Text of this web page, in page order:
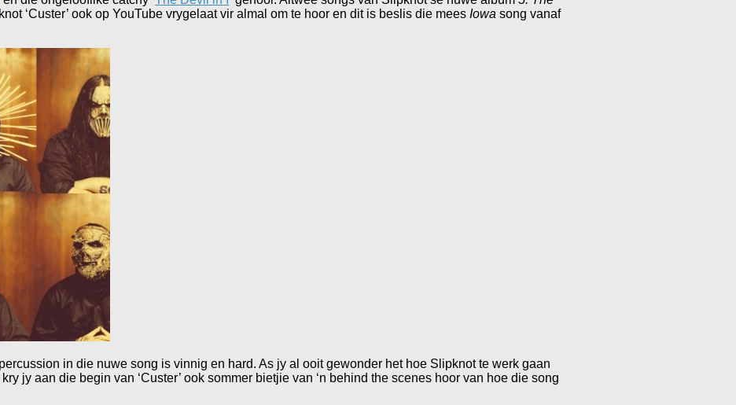
‘Custer’ ook op YouTube vrygelaat vir almal om te hoor en dit is beslis die mees Iowa song vanaf
in die nuwe song is vinnig en hard. As jy al ooit gewonder het hoe Slipknot te werk gaan
jy aan die begin van ‘Custer’ ook sommer bietjie van ‘n behind the scenes hoor van hoe die song